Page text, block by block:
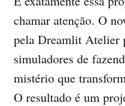
chamar atenção. O
pela Dreamlit Atelier
simuladores de
mistério que
O resultado é um